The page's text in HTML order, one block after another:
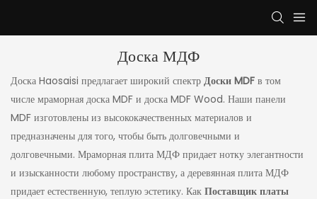
Доска МДФ
Доска Haosaisi предлагает широкий спектр Доски MDF в том
числе мраморная доска MDF и доска MDF Wood. Наши панели
MDF изготовлены из высококачественных материалов и
предназначены для того, чтобы быть долговечными и
долговечными. Мраморная плита МДФ придает нотку элегантности
и изысканности любому пространству, а деревянная плита МДФ
придает естественную, теплую эстетику. Как Поставщик платы